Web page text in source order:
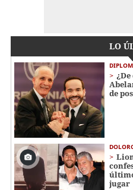
LO
de
jugar